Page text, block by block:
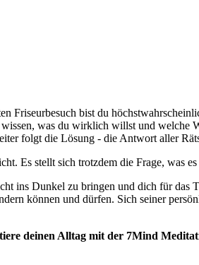
Friseurbesuch bist du
wissen, was du wirklich willst und
folgt die Lösung - die Antwort aller
Es stellt sich trotzdem die Frage, was
ins Dunkel zu bringen und dich für das
können und dürfen. Sich seiner
deinen Alltag mit der 7Mind